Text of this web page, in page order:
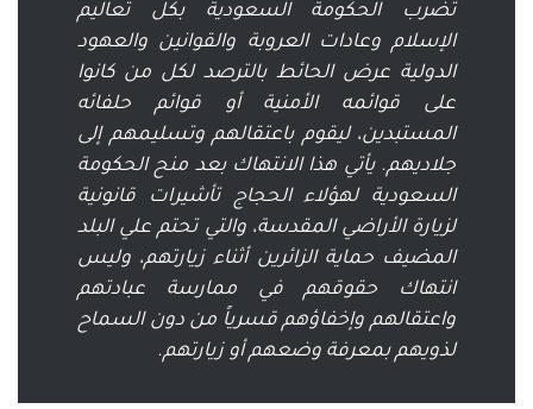
تضرب الحكومة السعودية بكل تعاليم
الإسلام وعادات العروبة والقوانين والعهود
الدولية عرض الحائط بالترصد لكل من كانوا
على قوائمه الأمنية أو قوائم حلفائه
المستبدين، ليقوم باعتقالهم وتسليمهم إلى
جلاديهم.يأتي هذا الانتهاك بعد منح الحكومة
السعودية لهؤلاء الحجاج تأشيرات قانونية
لزيارة الأراضي المقدسة، والتي تحتم علي البلد
المضيف حماية الزائرين أثناء زيارتهم، وليس
انتهاك حقوقهم في ممارسة عبادتهم
واعتقالهم وإخفاؤهم قسرياً من دون السماح
لذويهم بمعرفة وضعهم أو زيارتهم.